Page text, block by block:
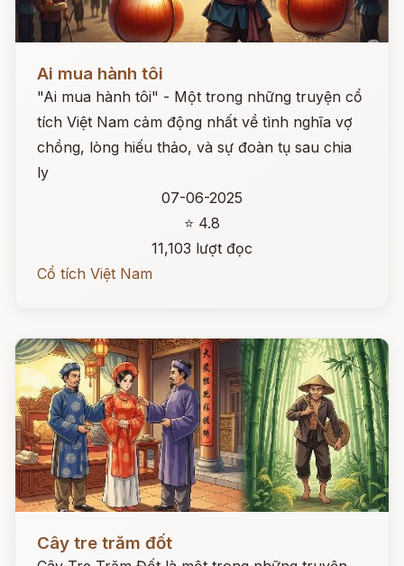
Ai mua hành tôi
"Ai mua hành tôi" - Một trong những truyện cổ
tích Việt Nam cảm động nhất về tình nghĩa vợ
chồng, lòng hiếu thảo, và sự đoàn tụ sau chia
ly
07-06-2025
⭐ 4.8
11,103 lượt đọc
Cổ tích Việt Nam
Cây tre trăm đốt